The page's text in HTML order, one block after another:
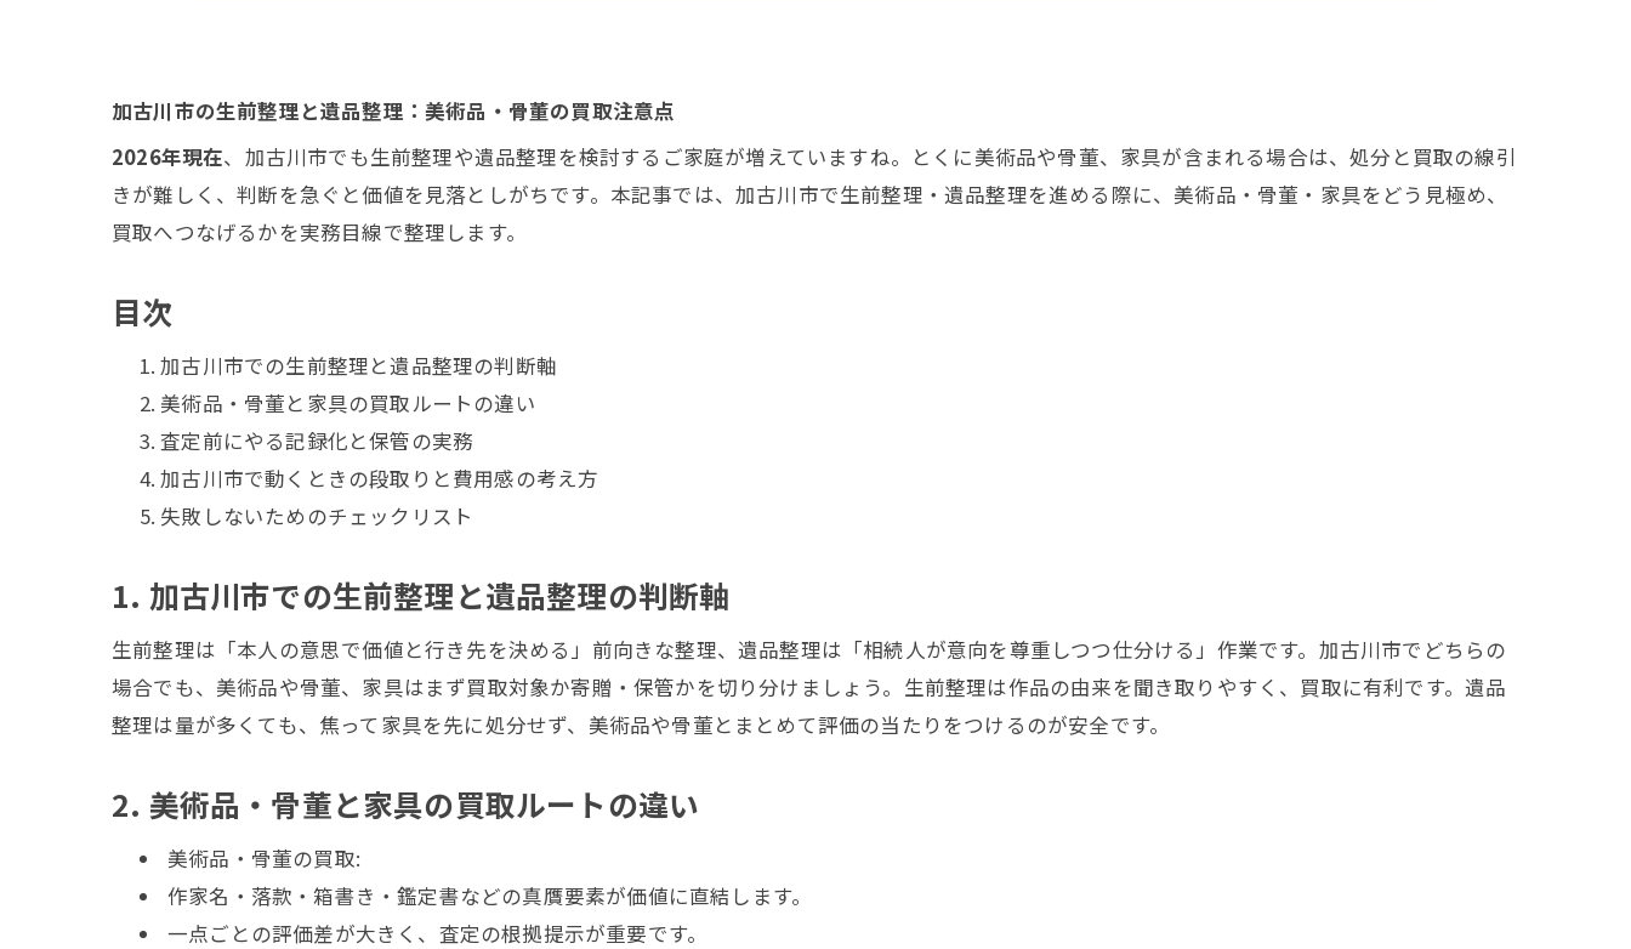
加古川市の生前整理と遺品整理：美術品・骨董の買取注意点
2026年現在、加古川市でも生前整理や遺品整理を検討するご家庭が増えていますね。とくに美術品や骨董、家具が含まれる場合は、処分と買取の線引
きが難しく、判断を急ぐと価値を見落としがちです。本記事では、加古川市で生前整理・遺品整理を進める際に、美術品・骨董・家具をどう見極め、
買取へつなげるかを実務目線で整理します。
目次
加古川市での生前整理と遺品整理の判断軸
美術品・骨董と家具の買取ルートの違い
査定前にやる記録化と保管の実務
加古川市で動くときの段取りと費用感の考え方
失敗しないためのチェックリスト
1. 加古川市での生前整理と遺品整理の判断軸
生前整理は「本人の意思で価値と行き先を決める」前向きな整理、遺品整理は「相続人が意向を尊重しつつ仕分ける」作業です。加古川市でどちらの
場合でも、美術品や骨董、家具はまず買取対象か寄贈・保管かを切り分けましょう。生前整理は作品の由来を聞き取りやすく、買取に有利です。遺品
整理は量が多くても、焦って家具を先に処分せず、美術品や骨董とまとめて評価の当たりをつけるのが安全です。
2. 美術品・骨董と家具の買取ルートの違い
美術品・骨董の買取:
作家名・落款・箱書き・鑑定書などの真贋要素が価値に直結します。
一点ごとの評価差が大きく、査定の根拠提示が重要です。